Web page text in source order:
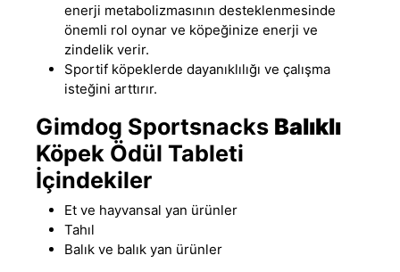
enerji metabolizmasının desteklenmesinde
önemli rol oynar ve köpeğinize enerji ve
zindelik verir.
Sportif köpeklerde dayanıklılığı ve çalışma
isteğini arttırır.
Gimdog Sportsnacks Balıklı
Köpek Ödül Tableti
İçindekiler
Et ve hayvansal yan ürünler
Tahıl
Balık ve balık yan ürünler